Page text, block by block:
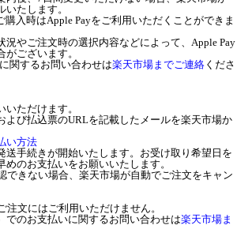
たします。
購入時はApple Payをご利用いただくことができま
況やご注文時の選択内容などによって、Apple Pay
ございます。
関するお問い合わせは楽天市場までご連絡 くださ
ただけます。
よび払込票のURLを記載したメールを楽天市場か
い方法
送手続きが開始いたします。お受け取り希望日を
めのお支払いをお願いいたします。
できない場合、楽天市場が自動でご注文をキャン
文にはご利用いただけません。
のお支払いに関するお問い合わせは楽天市場ま